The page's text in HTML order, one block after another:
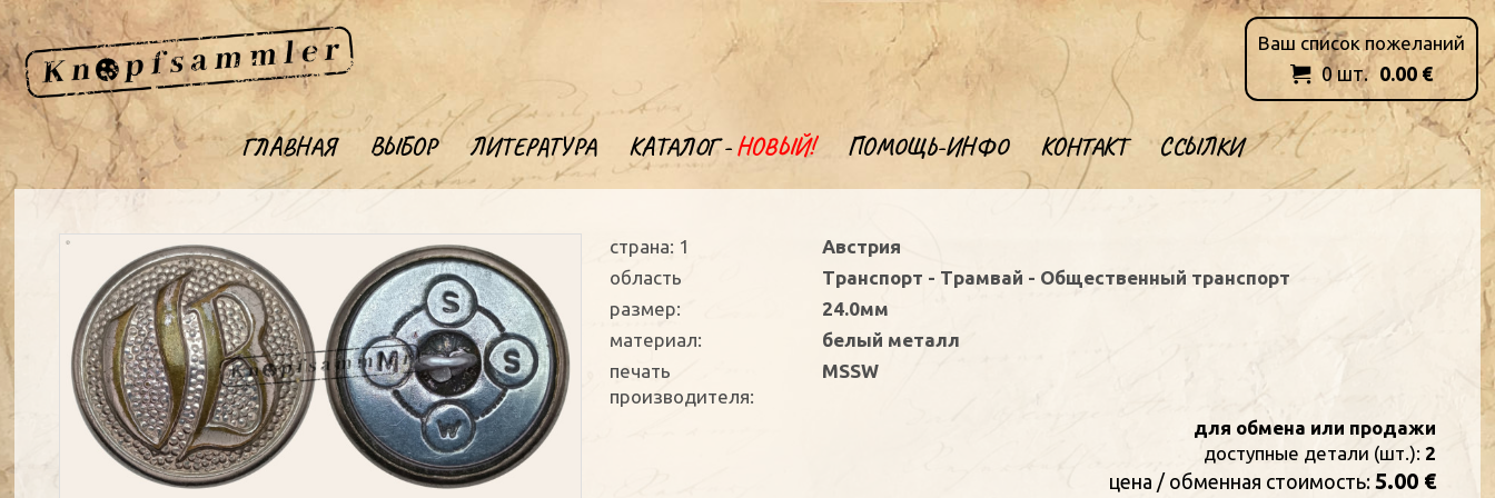
ГЛАВНАЯ ВЫБОР ЛИТЕРАТУРА КАТАЛОГ -НОВЫЙ! ПОМОЩЬ-ИНФО КОНТАКТ ССЫЛКИ
Ваш список пожеланий
 0шт. 0.00 €
страна: 1
Австрия
oбласть
Транспорт - Трамвай - Общественный транспорт
размер:
24.0мм
материал:
белый металл
печать
производителя:
MSSW
для обмена или продажи
доступные детали (шт.): 2
цена / oбменная стоимость: 5.00 €